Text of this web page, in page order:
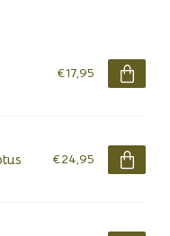
€17,95
€24,95